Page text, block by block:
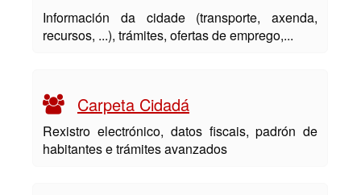
Información da cidade (transporte, axenda,
recursos, ...), trámites, ofertas de emprego,...
Carpeta Cidadá
Rexistro electrónico, datos fiscais, padrón de
habitantes e trámites avanzados